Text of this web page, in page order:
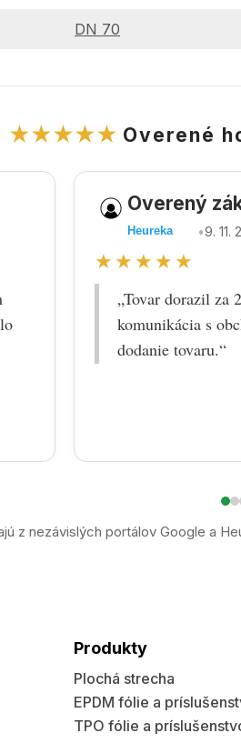
DN 70
★★★★★ Overené
Overený
Heureka •9. 11.
★★★★★
„Tovar dorazil za
komunikácia s
dodanie tovaru.“
z nezávislých portálov Google a
Produkty
Plochá strecha
EPDM fólie a
TPO fólie a